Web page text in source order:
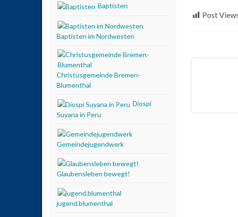
Post
Baptisten
Baptisten im Nordwesten
Christusgemeinde Bremen-
Blumenthal
Diospi
Suyana in Peru
Gemeindejugendwerk
Glaubensleben bewegt!
jugend.blumenthal